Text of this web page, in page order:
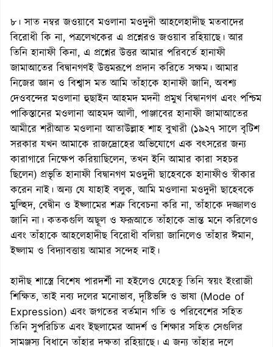
৮। সাত নম্বর জওয়াবে মওলানা মওদুদী আহলেহাদীছ মতবাদের
বিরোধী কি না, পত্রলেখকের এ প্রশ্নেরও জওয়াব রহিয়াছে। আর
তিনি হানাফী কিনা, এ প্রশ্নের উত্তর আমার পরিবর্তে হানাফী
জামাআতের বিদ্বানগণই উত্তমরূপে প্রদান করিতে সক্ষম। আমার
নিজের জ্ঞান ও বিশ্বাস মত আমি তাঁহাকে হানাফী জানি, অবশ্য
দেওবন্দের মওলানা হুছাইন আহমদ মদনী প্রমুখ বিদ্বানগণ এবং পশ্চিম
পাকিস্তানের মওলানা আহমদ আলী, পাঞ্জাবের হানাফী জামাআতের
আমীরে শরীআত মওলানা আতাউল্লাহ শাহ বুখারী (১৯২৭ সালে বৃটিশ
সরকার যখন আমাকে রাজদ্রোহের অভিযোগে এক বৎসরের জন্য
কারাগারে নিক্ষেপ করিয়াছিলেন, তখন ইনি আমার কারা সহচর
ছিলেন) প্রভৃতি হানাফী বিদ্বানগণ মওদুদী ছাহেবকে হানাফীও স্বীকার
করেন নাই। অন্য যে যাহাই বলুক, আমি মওলানা মওদুদী ছাহেবকে
মুল্হিদ, বেদ্বীন ও ইছ্লামের শত্রু বিবেচনা করি না, তাঁহাকে দজ্জালও
জানি না। কতকগুলি অছূল ও ফরূআতে তাঁহাকে ভ্রান্ত মনে করিলেও
এবং তাঁহাকে আহলেহাদীছ বিরোধী বলিয়া জানিলেও তাঁহার ঈমান,
ইছ্লাম ও বিদ্যাবত্তায় আমার সন্দেহ নাই।
হাদীছ শাস্ত্রে বিশেষ পারদর্শী না হইলেও যেহেতু তিনি স্বয়ং ইংরাজী
শিক্ষিত, তাই নব্য দলের মনোভাব, দৃষ্টিভঙ্গি ও ভাষা (Mode of
Expression) এবং জগতের বর্তমান গতি ও পরিবেশের সহিত
তিনি সুপরিচিত এবং ইছলামের আদর্শ ও শিক্ষার সহিত সেগুলির
সামঞ্জস্য বিধানে তাঁহার দক্ষতা রহিয়াছে। এ জন্য তাঁহার দলে